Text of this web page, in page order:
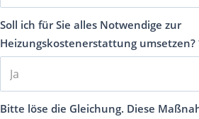
Soll ich für Sie alles Notwendige zur
Heizungskostenerstattung umsetzen?
Bitte löse die Gleichung. Diese